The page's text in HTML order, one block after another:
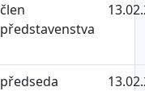
člen
představenstva
předseda